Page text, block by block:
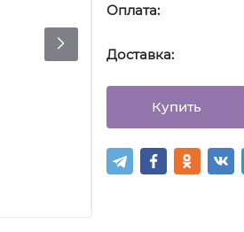
Оплата:
Доставка:
Купить